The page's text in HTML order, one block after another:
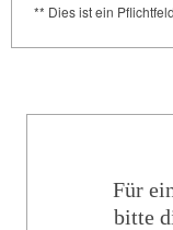
** Dies ist ein
Für
bitte